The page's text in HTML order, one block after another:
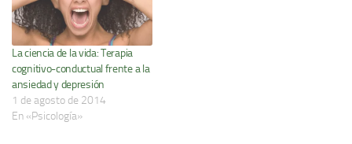
La ciencia de la vida: Terapia
cognitivo-conductual frente a la
ansiedad y depresión
1 de agosto de 2014
En «Psicología»